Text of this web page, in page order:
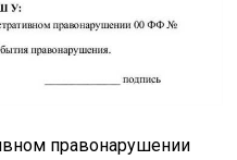
правонарушении